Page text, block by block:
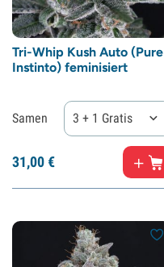
Tri-Whip Kush Auto (Pure
Instinto) feminisiert
Samen 3 + 1 Gratis
31,00€